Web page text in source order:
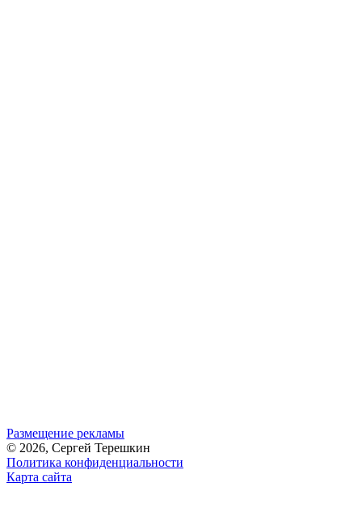
Размещение рекламы
© 2026, Сергей Терешкин
Политика конфиденциальности
Карта сайта